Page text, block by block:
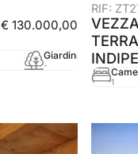
€ 130.000,00
Giardino
-
RIF:
1